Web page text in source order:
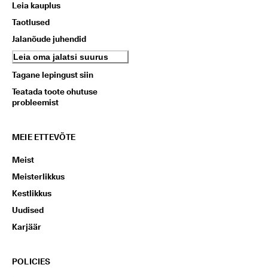
Leia kauplus
Taotlused
Jalanõude juhendid
Leia oma jalatsi suurus
Tagane lepingust siin
Teatada toote ohutuse
probleemist
MEIE ETTEVÕTE
Meist
Meisterlikkus
Kestlikkus
Uudised
Karjäär
POLICIES